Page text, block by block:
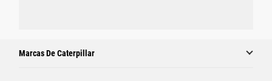
Marcas De Caterpillar